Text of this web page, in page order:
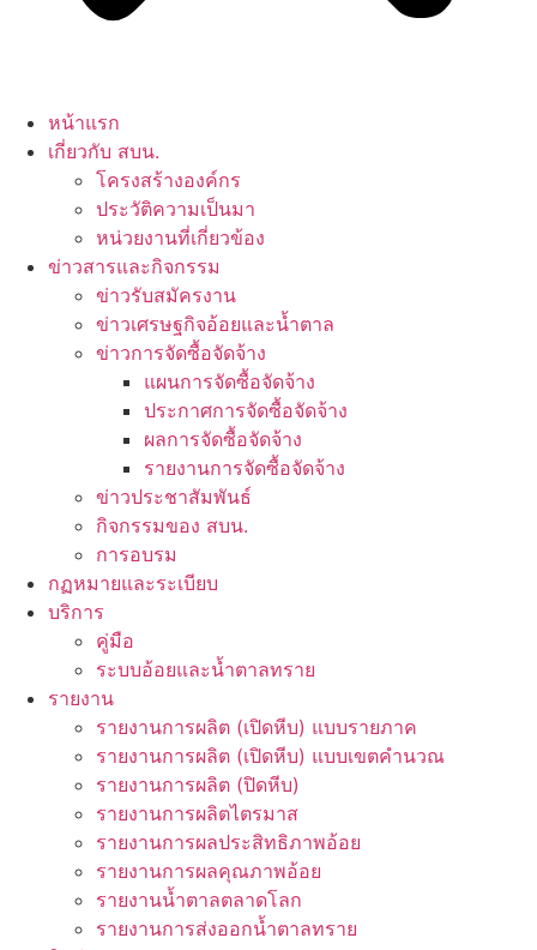
หน้าแรก
เกี่ยวกับ สบน.
โครงสร้างองค์กร
ประวัติความเป็นมา
หน่วยงานที่เกี่ยวข้อง
ข่าวสารและกิจกรรม
ข่าวรับสมัครงาน
ข่าวเศรษฐกิจอ้อยและน้ำตาล
ข่าวการจัดซื้อจัดจ้าง
แผนการจัดซื้อจัดจ้าง
ประกาศการจัดซื้อจัดจ้าง
ผลการจัดซื้อจัดจ้าง
รายงานการจัดซื้อจัดจ้าง
ข่าวประชาสัมพันธ์
กิจกรรมของ สบน.
การอบรม
กฏหมายและระเบียบ
บริการ
คู่มือ
ระบบอ้อยและน้ำตาลทราย
รายงาน
รายงานการผลิต (เปิดหีบ) แบบรายภาค
รายงานการผลิต (เปิดหีบ) แบบเขตคำนวณ
รายงานการผลิต (ปิดหีบ)
รายงานการผลิตไตรมาส
รายงานการผลประสิทธิภาพอ้อย
รายงานการผลคุณภาพอ้อย
รายงานน้ำตาลตลาดโลก
รายงานการส่งออกน้ำตาลทราย